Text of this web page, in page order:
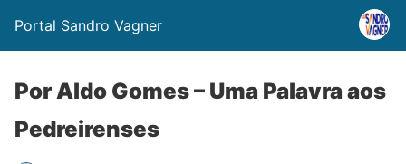
Portal Sandro Vagner
Por Aldo Gomes – Uma Palavra aos
Pedreirenses